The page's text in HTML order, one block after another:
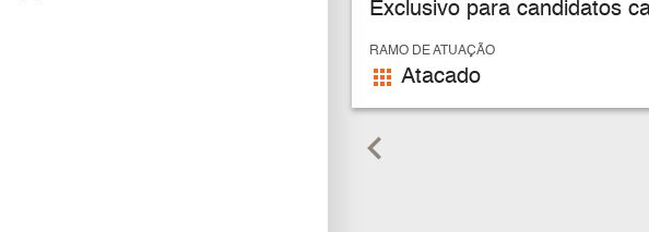
Exclusivo para candidatos
RAMO DE ATUAÇÃO
apps Atacado
keyboard_arrow_left